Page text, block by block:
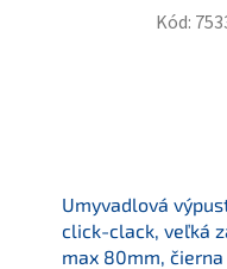
Umyvadlová
click-clack, veľká
max 80mm,
Kód: